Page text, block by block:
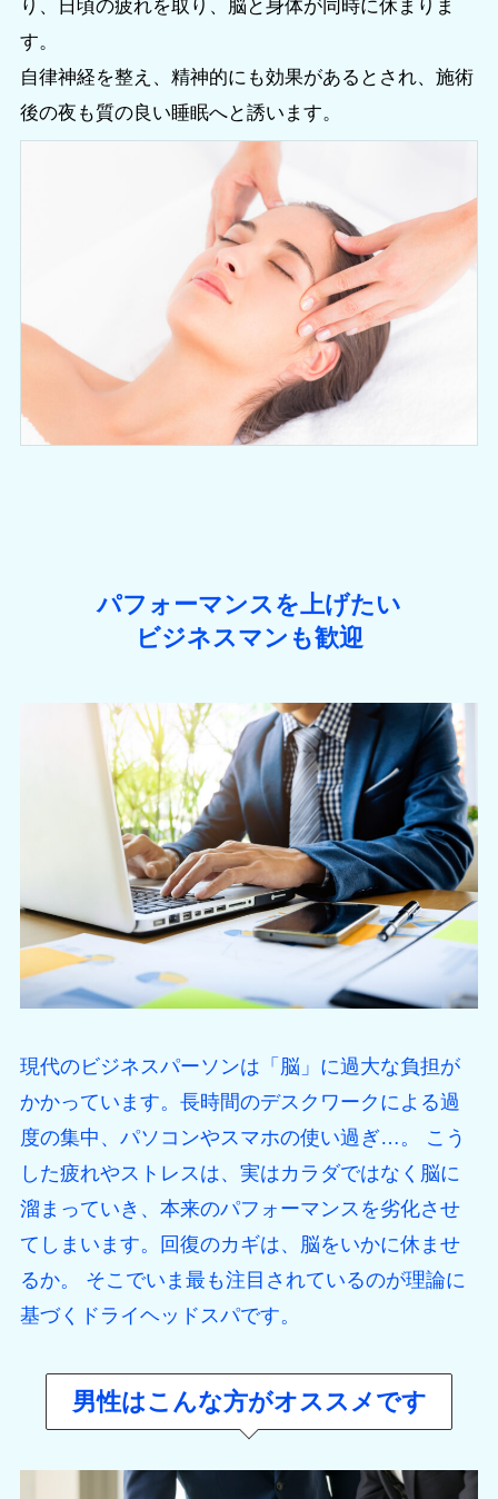
り、日頃の疲れを取り、
脳と身体が同時に休まりま
す。
自律神経を整え、精神的にも効果があるとされ、施術
後の夜も質の良い睡眠へと誘います。
パフォーマンスを上げたい
ビジネスマンも歓迎
現代のビジネスパーソンは「脳」に過大な負担が
かかっています。長時間のデスクワークによる過
度の集中、パソコンやスマホの使い過ぎ…。 こう
した疲れやストレスは、実はカラダではなく脳に
溜まっていき、本来のパフォーマンスを劣化させ
てしまいます。回復のカギは、脳をいかに休ませ
るか。 そこでいま最も注目されているのが理論に
基づくドライヘッドスパです。
男性はこんな方がオススメです